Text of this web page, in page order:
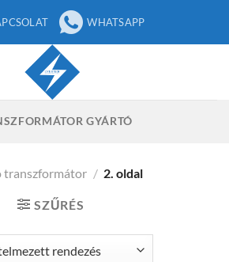
WHATSAPP
GYÁRTÓ
transzformátor / 2. oldal
SZŰRÉS